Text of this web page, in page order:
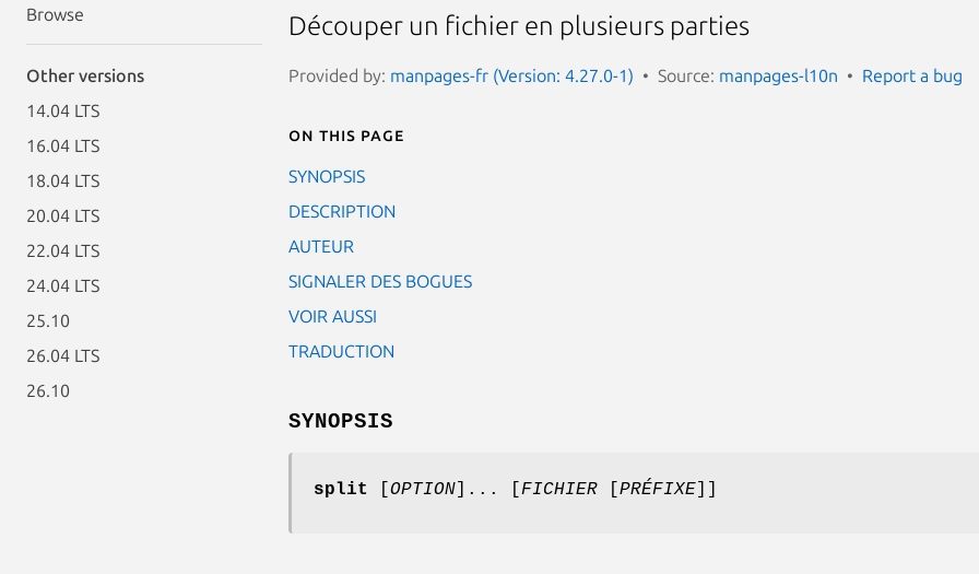
Browse
Other versions
14.04 LTS
16.04 LTS
18.04 LTS
20.04 LTS
22.04 LTS
24.04 LTS
25.10
26.04 LTS
26.10
Découper un fichier en plusieurs parties
Provided by: manpages-fr (Version: 4.27.0-1) Source: manpages-l10n Report a bug
On this page
SYNOPSIS
DESCRIPTION
AUTEUR
SIGNALER DES BOGUES
VOIR AUSSI
TRADUCTION
SYNOPSIS
split OPTION ]... [ FICHIER PRÉFIXE